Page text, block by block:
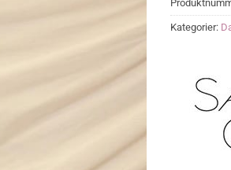
Kategorier: